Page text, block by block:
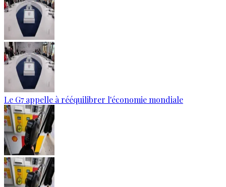
Le G7 appelle à rééquilibrer l'économie mondiale